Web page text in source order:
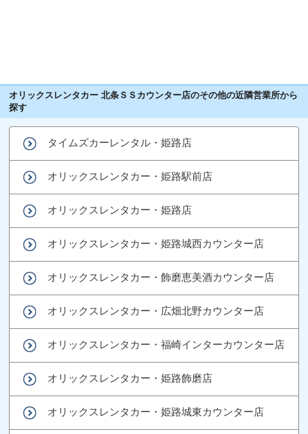
オリックスレンタカー 北条ＳＳカウンター店のその他の近隣営業所から
探す
タイムズカーレンタル・姫路店
オリックスレンタカー・姫路駅前店
オリックスレンタカー・姫路店
オリックスレンタカー・姫路城西カウンター店
オリックスレンタカー・飾磨恵美酒カウンター店
オリックスレンタカー・広畑北野カウンター店
オリックスレンタカー・福崎インターカウンター店
オリックスレンタカー・姫路飾磨店
オリックスレンタカー・姫路城東カウンター店